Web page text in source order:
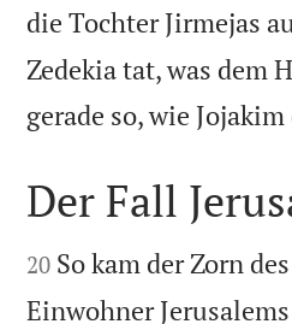
die Tochter Jirmejas
Zedekia tat, was dem
gerade so, wie

Der Fall

20 So kam der Zorn
Einwohner